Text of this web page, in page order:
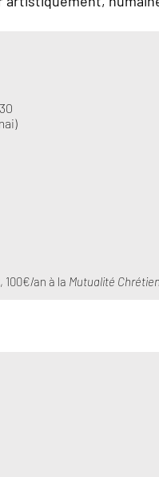
, 100€/an à la Mutualité